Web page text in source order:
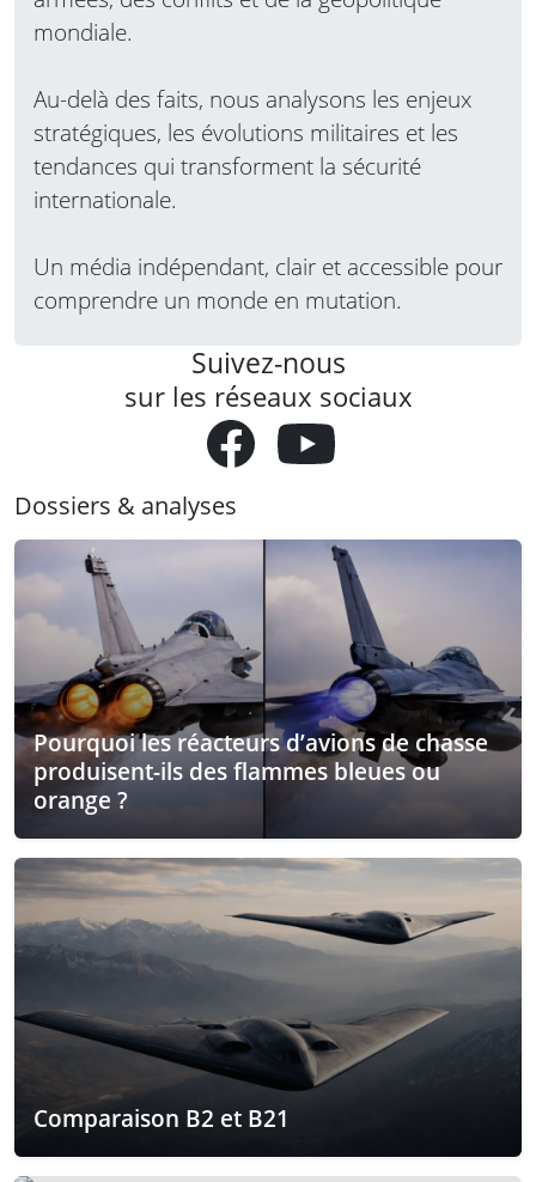
mondiale.
Au-delà des faits, nous analysons les enjeux
stratégiques, les évolutions militaires et les
tendances qui transforment la sécurité
internationale.
Un média indépendant, clair et accessible pour
comprendre un monde en mutation.
Suivez-nous
sur les réseaux sociaux
Dossiers & analyses
Pourquoi les réacteurs d’avions de chasse
produisent-ils des flammes bleues ou
orange ?
Comparaison B2 et B21